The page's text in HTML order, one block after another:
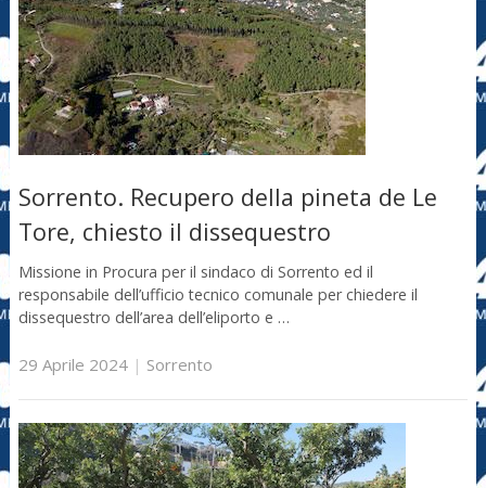
Sorrento. Recupero della pineta de Le
Tore, chiesto il dissequestro
Missione in Procura per il sindaco di Sorrento ed il
responsabile dell’ufficio tecnico comunale per chiedere il
dissequestro dell’area dell’eliporto e …
29 Aprile 2024| Sorrento